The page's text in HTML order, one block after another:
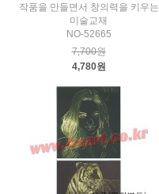
작품을 만들면서 창의력을 키우는
미술교재
NO-52665
7,700원
4,780원